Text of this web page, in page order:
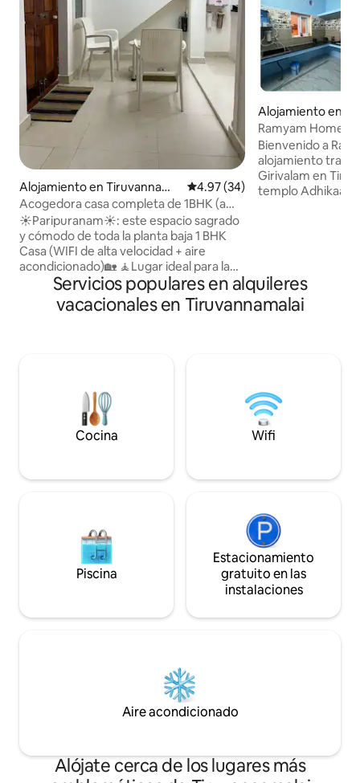
Alojamiento en Tiruvannama
lai
Calificación promedio: 4.97 de
4.97 (34)
Acogedora casa completa de 1BHK (a
poca distancia de Ramanashram)
☀️Paripuranam☀️: este espacio sagrado
y cómodo de toda la planta baja 1 BHK
Casa (WIFI de alta velocidad + aire
acondicionado)🏡 🧘Lugar ideal para la
sadhana espiritual🙏. 🦚Ubicación
privilegiada: a pocos minutos a pie de
Ramanasramam, YogiRam y Seshadri
ortopédicas después de giri pradakshina
o de una intensa escalada en la montaña.
👩‍🍳Cocina bien equipada, cama
cómoda y WIFI de alta velocidad
Alojamiento en
Ramyam
camino de
Bienvenido a
alojamiento
Girivalam en
templo Adhikaara
huéspedes en el
ambiente
hermosa vista
Servicios populares en alquileres
vacacionales en Tiruvannamalai
Cocina Wifi
Piscina
Estacionamiento
gratuito en las
instalaciones
Aire acondicionado
Alójate cerca de los lugares más